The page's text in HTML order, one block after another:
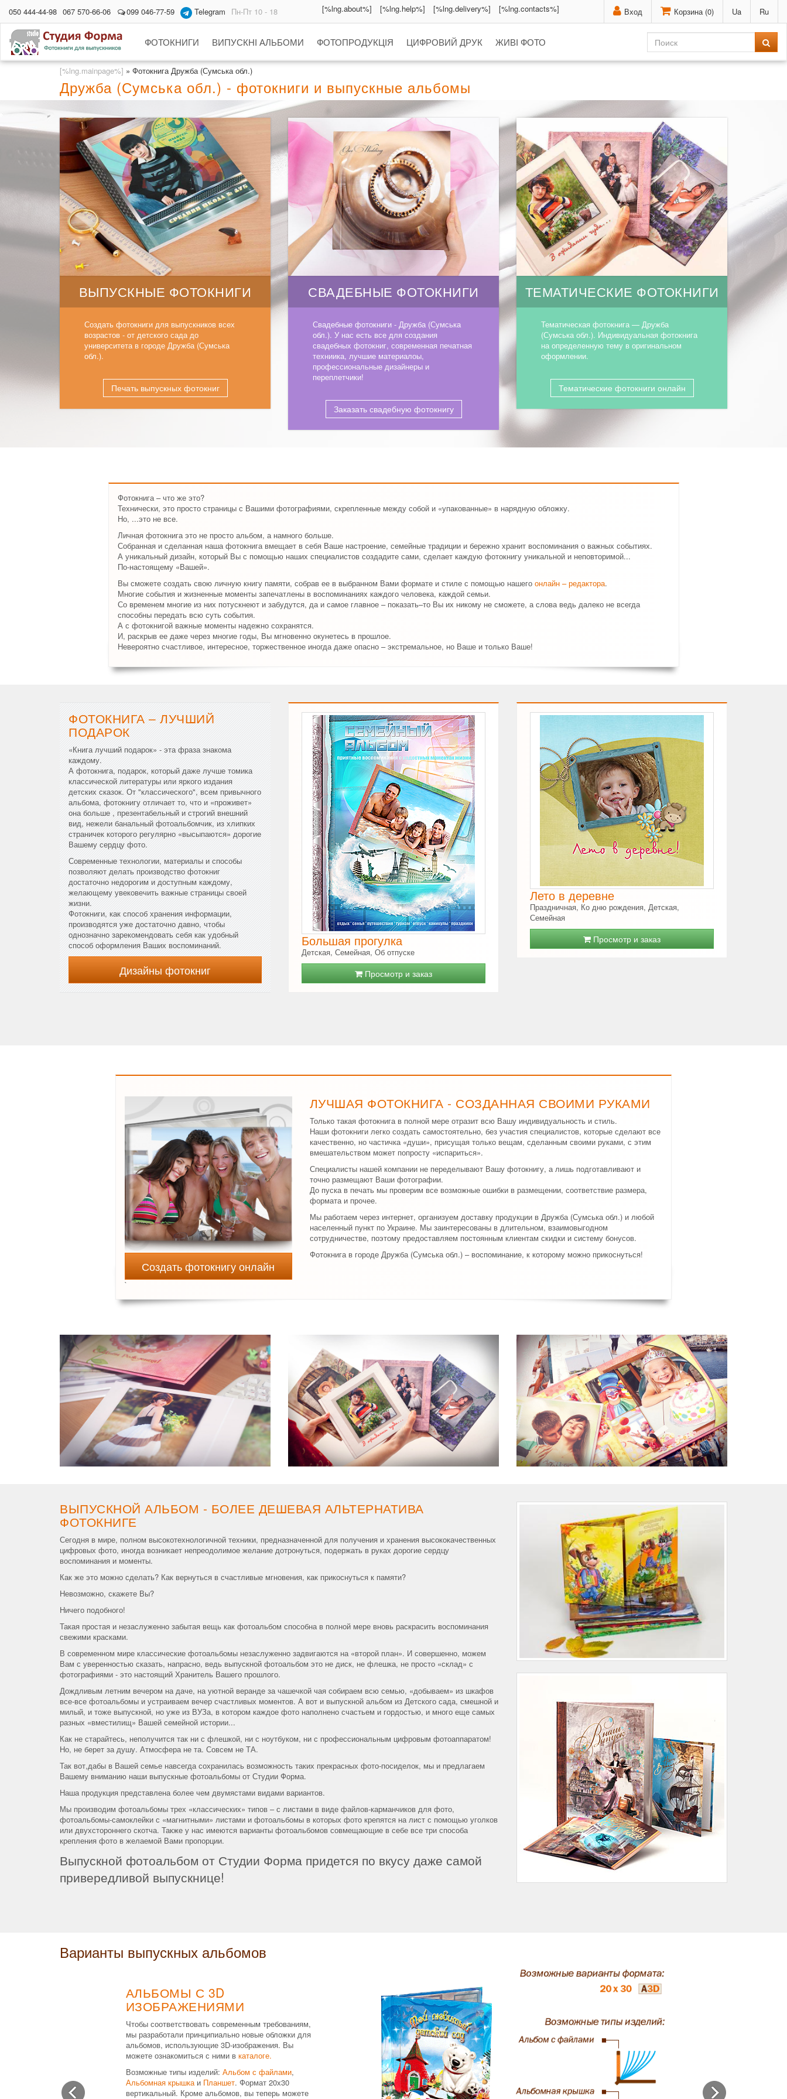
Вход Корзина (0) Ua Ru
050 444-44-98 067 570-66-06 099 046-77-59 Telegram Пн-Пт 10 - 18 [%lng.about%] [%lng.help%] [%lng.delivery%] [%lng.contacts%]
ФОТОКНИГИ ВИПУСКНІ АЛЬБОМИ ФОТОПРОДУКЦІЯ ЦИФРОВИЙ ДРУК ЖИВІ ФОТО
[%lng.mainpage%] » Фотокнига Дружба (Сумська обл.)
Дружба (Сумська обл.) - фотокниги и выпускные альбомы
ВЫПУСКНЫЕ ФОТОКНИГИ
Создать фотокниги для выпускников всех
возрастов - от детского сада до
университета в городе Дружба (Сумська
обл.).
Печать выпускных фотокниг
СВАДЕБНЫЕ ФОТОКНИГИ
Свадебные фотокниги - Дружба (Сумська
обл.). У нас есть все для создания
свадебных фотокниг, современная печатная
техниика, лучшие материалоы,
профессиональные дизайнеры и
переплетчики!
Заказать свадебную фотокнигу
ТЕМАТИЧЕСКИЕ ФОТОКНИГИ
Тематическая фотокнига — Дружба
(Сумська обл.). Индивидуальная фотокнига
на определенную тему в оригинальном
оформлении.
Тематические фотокниги онлайн
Фотокнига – что же это?
Технически, это просто страницы с Вашими фотографиями, скрепленные между собой и «упакованные» в нарядную обложку.
Но, ...это не все.
Личная фотокнига это не просто альбом, а намного больше.
Собранная и сделанная наша фотокнига вмещает в себя Ваше настроение, семейные традиции и бережно хранит воспоминания о важных событиях.
А уникальный дизайн, который Вы с помощью наших специалистов создадите сами, сделает каждую фотокнигу уникальной и неповторимой...
По-настоящему «Вашей».
Вы сможете создать свою личную книгу памяти, собрав ее в выбранном Вами формате и стиле с помощью нашего онлайн – редактора.
Многие события и жизненные моменты запечатлены в воспоминаниях каждого человека, каждой семьи.
Со временем многие из них потускнеют и забудутся, да и самое главное – показать–то Вы их никому не сможете, а слова ведь далеко не всегда
способны передать всю суть события.
А с фотокнигой важные моменты надежно сохранятся.
И, раскрыв ее даже через многие годы, Вы мгновенно окунетесь в прошлое.
Невероятно счастливое, интересное, торжественное иногда даже опасно – экстремальное, но Ваше и только Ваше!
ФОТОКНИГА – ЛУЧШИЙ
ПОДАРОК
«Книга лучший подарок» - эта фраза знакома
каждому.
А фотокнига, подарок, который даже лучше томика
классической литературы или яркого издания
детских сказок. От "классического", всем привычного
альбома, фотокнигу отличает то, что и «проживет»
она больше , презентабельный и строгий внешний
вид, нежели банальный фотоальбомчик, из хлипких
страничек которого регулярно «высыпаются» дорогие
Вашему сердцу фото.
Современные технологии, материалы и способы
позволяют делать производство фотокниг
достаточно недорогим и доступным каждому,
желающему увековечить важные страницы своей
жизни.
Фотокниги, как способ хранения информации,
производятся уже достаточно давно, чтобы
однозначно зарекомендовать себя как удобный
способ оформления Ваших воспоминаний.
Дизайны фотокниг
Большая прогулка
Детская, Семейная, Об отпуске
Просмотр и заказ
Лето в деревне
Праздничная, Ко дню рождения, Детская,
Семейная
Просмотр и заказ
Создать фотокнигу онлайн
`
ЛУЧШАЯ ФОТОКНИГА - СОЗДАННАЯ СВОИМИ РУКАМИ
Только такая фотокнига в полной мере отразит всю Вашу индивидуальность и стиль.
Наши фотокниги легко создать самостоятельно, без участия специалистов, которые сделают все
качественно, но частичка «души», присущая только вещам, сделанным своими руками, с этим
вмешательством может попросту «испариться».
Специалисты нашей компании не переделывают Вашу фотокнигу, а лишь подготавливают и
точно размещают Ваши фотографии.
До пуска в печать мы проверим все возможные ошибки в размещении, соответствие размера,
формата и прочее.
Мы работаем через интернет, организуем доставку продукции в Дружба (Сумська обл.) и любой
населенный пункт по Украине. Мы заинтересованы в длительном, взаимовыгодном
сотрудничестве, поэтому предоставляем постоянным клиентам скидки и систему бонусов.
Фотокнига в городе Дружба (Сумська обл.) – воспоминание, к которому можно прикоснуться!
ВЫПУСКНОЙ АЛЬБОМ - БОЛЕЕ ДЕШЕВАЯ АЛЬТЕРНАТИВА
ФОТОКНИГЕ
Сегодня в мире, полном высокотехнологичной техники, предназначенной для получения и хранения высококачественных
цифровых фото, иногда возникает непреодолимое желание дотронуться, подержать в руках дорогие сердцу
воспоминания и моменты.
Как же это можно сделать? Как вернуться в счастливые мгновения, как прикоснуться к памяти?
Невозможно, скажете Вы?
Ничего подобного!
Такая простая и незаслуженно забытая вещь как фотоальбом способна в полной мере вновь раскрасить воспоминания
свежими красками.
В современном мире классические фотоальбомы незаслуженно задвигаются на «второй план». И совершенно, можем
Вам с уверенностью сказать, напрасно, ведь выпускной фотоальбом это не диск, не флешка, не просто «склад» с
фотографиями - это настоящий Хранитель Вашего прошлого.
Дождливым летним вечером на даче, на уютной веранде за чашечкой чая собираем всю семью, «добываем» из шкафов
все-все фотоальбомы и устраиваем вечер счастливых моментов. А вот и выпускной альбом из Детского сада, смешной и
милый, и тоже выпускной, но уже из ВУЗа, в котором каждое фото наполнено счастьем и гордостью, и много еще самых
разных «вместилищ» Вашей семейной истории...
Как не старайтесь, неполучится так ни с флешкой, ни с ноутбуком, ни с профессиональным цифровым фотоаппаратом!
Но, не берет за душу. Атмосфера не та. Совсем не ТА.
Так вот,дабы в Вашей семье навсегда сохранилась возможность таких прекрасных фото-посиделок, мы и предлагаем
Вашему вниманию наши выпускные фотоальбомы от Студии Форма.
Наша продукция представлена более чем двумястами видами вариантов.
Мы производим фотоальбомы трех «классических» типов – с листами в виде файлов-карманчиков для фото,
фотоальбомы-самоклейки с «магнитными» листами и фотоальбомы в которых фото крепятся на лист с помощью уголков
или двухстороннего скотча. Также у нас имеются варианты фотоальбомов совмещающие в себе все три способа
крепления фото в желаемой Вами пропорции.
Выпускной фотоальбом от Студии Форма придется по вкусу даже самой
привередливой выпускнице!
Варианты выпускных альбомов
АЛЬБОМЫ С 3D
ИЗОБРАЖЕНИЯМИ
Чтобы соответствовать современным требованиям,
мы разработали принципиально новые обложки для
альбомов, использующие 3D-изображения. Вы
можете ознакомиться с ними в каталоге.
Возможные типы изделий: Альбом с файлами,
Альбомная крышкаи Планшет. Формат 20х30
вертикальный. Кроме альбомов, вы теперь можете